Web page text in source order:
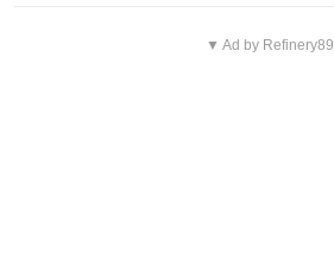
▼ Ad by Refinery89